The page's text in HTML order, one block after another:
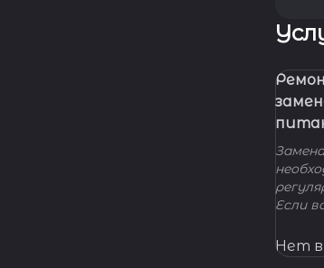
Если
нашу
Нет в